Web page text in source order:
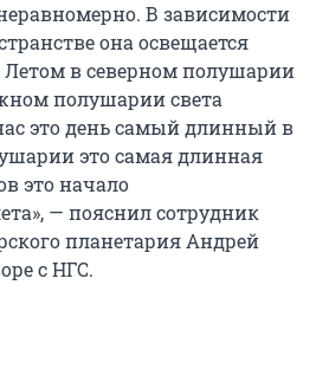
В зависимости
она освещается
в северном полушарии
полушарии света
это день самый длинный в
это самая длинная
это начало
— пояснил сотрудник
планетария Андрей
с НГС.